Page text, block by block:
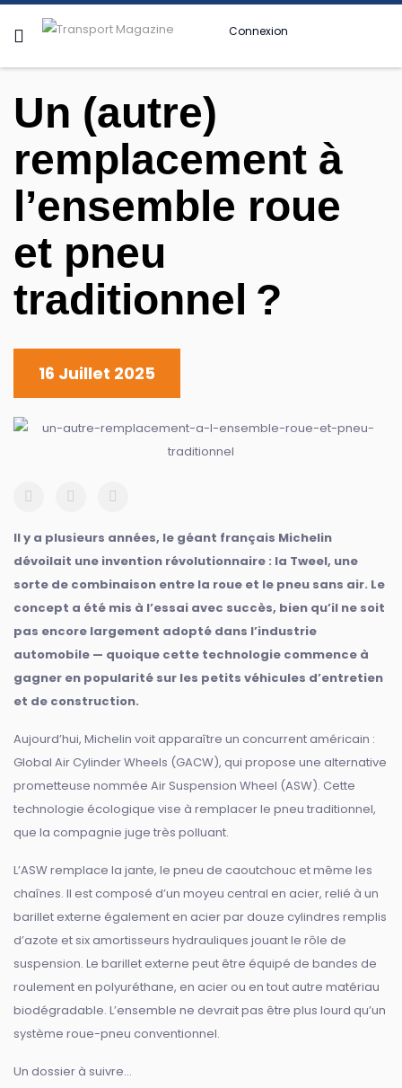
Connexion
Un (autre)
remplacement à
l’ensemble roue
et pneu
traditionnel ?
16 Juillet 2025
Il y a plusieurs années, le géant français Michelin
dévoilait une invention révolutionnaire : la Tweel, une
sorte de combinaison entre la roue et le pneu sans air. Le
concept a été mis à l’essai avec succès, bien qu’il ne soit
pas encore largement adopté dans l’industrie
automobile — quoique cette technologie commence à
gagner en popularité sur les petits véhicules d’entretien
et de construction.
Aujourd’hui, Michelin voit apparaître un concurrent américain :
Global Air Cylinder Wheels (GACW), qui propose une alternative
prometteuse nommée Air Suspension Wheel (ASW). Cette
technologie écologique vise à remplacer le pneu traditionnel,
que la compagnie juge très polluant.
L’ASW remplace la jante, le pneu de caoutchouc et même les
chaînes. Il est composé d’un moyeu central en acier, relié à un
barillet externe également en acier par douze cylindres remplis
d’azote et six amortisseurs hydrauliques jouant le rôle de
suspension. Le barillet externe peut être équipé de bandes de
roulement en polyuréthane, en acier ou en tout autre matériau
biodégradable. L’ensemble ne devrait pas être plus lourd qu’un
système roue-pneu conventionnel.
Un dossier à suivre…